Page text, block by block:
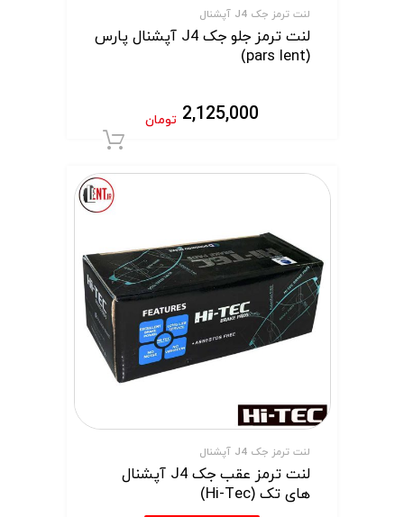
لنت ترمز جک J4 آپشنال
لنت ترمز جلو جک J4 آپشنال پارس
(pars lent)
2,125,000 تومان
لنت ترمز جک J4 آپشنال
لنت ترمز عقب جک J4 آپشنال
های تک (Hi-Tec)